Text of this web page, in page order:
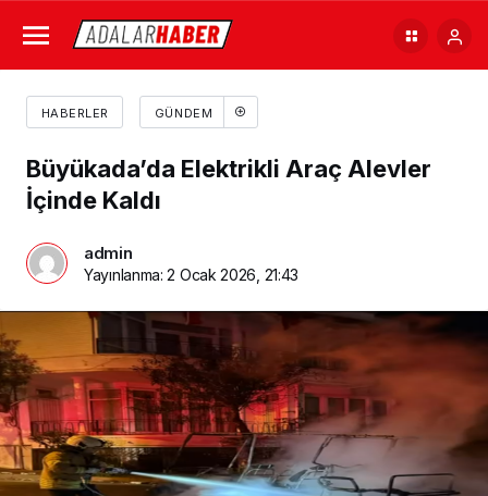
HABERLER GÜNDEM
Büyükada’da Elektrikli Araç Alevler
İçinde Kaldı
admin
Yayınlanma:2 Ocak 2026, 21:43